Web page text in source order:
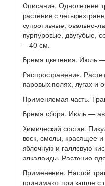
Описание. Однолетнее
растение с
супротивные, овально-
пурпуровые, двугубые,
—40 см.
Время цветения. Июль —
Распространение.
паровых полях, лугах и
Применяемая часть.
Время сбора. Июль —
Химический состав.
воск, смолы, красящее и
яблочную и галловую
алкалоиды. Растение
Применение. Настой
принимают при кашле с